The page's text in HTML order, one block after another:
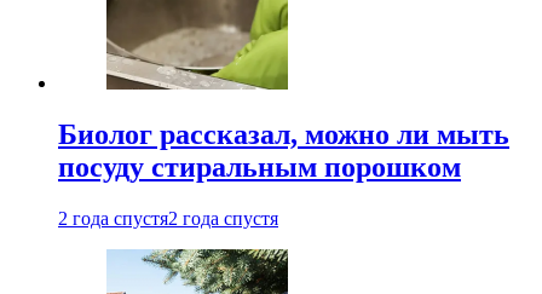
Биолог рассказал, можно ли мыть
посуду стиральным порошком
2 года спустя2 года спустя